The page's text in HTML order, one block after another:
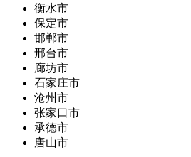
衡水市
保定市
邯郸市
邢台市
廊坊市
石家庄市
沧州市
张家口市
承德市
唐山市